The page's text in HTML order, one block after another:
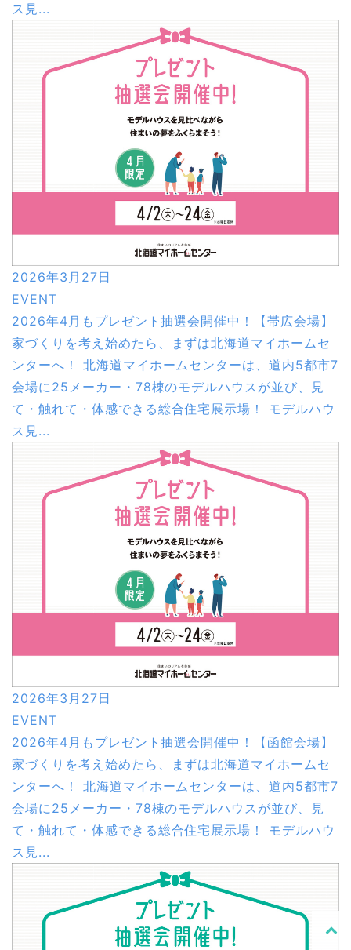
ス見...
2026年3月27日
EVENT
2026年4月もプレゼント抽選会開催中！【帯広会場】
家づくりを考え始めたら、まずは北海道マイホームセ
ンターへ！ 北海道マイホームセンターは、道内5都市7
会場に25メーカー・78棟のモデルハウスが並び、見
て・触れて・体感できる総合住宅展示場！ モデルハウ
ス見...
2026年3月27日
EVENT
2026年4月もプレゼント抽選会開催中！【函館会場】
家づくりを考え始めたら、まずは北海道マイホームセ
ンターへ！ 北海道マイホームセンターは、道内5都市7
会場に25メーカー・78棟のモデルハウスが並び、見
て・触れて・体感できる総合住宅展示場！ モデルハウ
ス見...